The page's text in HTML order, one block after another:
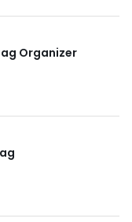
Organizer